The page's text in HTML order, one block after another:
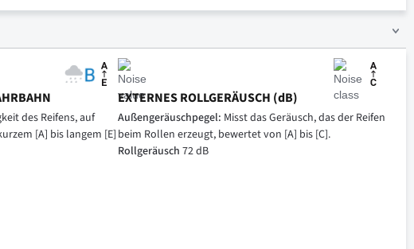
des Reifens, auf
[A] bis langem [E]
EXTERNES ROLLGERÄUSCH (dB)
Außengeräuschpegel: Misst das Geräusch, das der Reifen
beim Rollen erzeugt, bewertet von [A] bis [C].
Rollgeräusch 72 dB